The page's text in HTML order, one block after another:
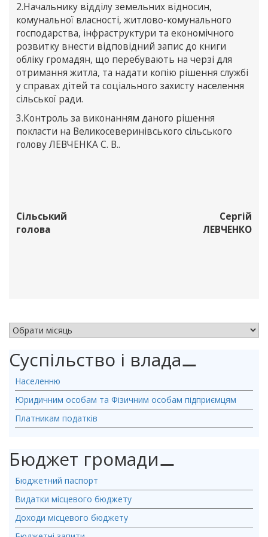
2.Начальнику відділу земельних відносин,
комунальної власності, житлово-комунального
господарства, інфраструктури та економічного
розвитку внести відповідний запис до книги
обліку громадян, що перебувають на черзі для
отримання житла, та надати копію рішення службі
у справах дітей та соціального захисту населення
сільської ради.
3.Контроль за виконанням даного рішення
покласти на Великосеверинівського сільського
голову ЛЕВЧЕНКА С. В..
Сільський
голова
Сергій
ЛЕВЧЕНКО
Суспільство і влада⚊
Населенню
Юридичним особам та Фізичним особам підприємцям
Платникам податків
Бюджет громади⚊
Бюджетний паспорт
Видатки місцевого бюджету
Доходи місцевого бюджету